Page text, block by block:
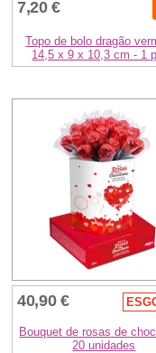
7,20 €
Topo de bolo dragão
14,5 x 9 x 10,3 cm - 1
40,90 €
Bouquet de rosas de
20 unidades